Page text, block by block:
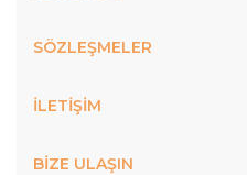
SÖZLEŞMELER
İLETİŞİM
BİZE ULAŞIN